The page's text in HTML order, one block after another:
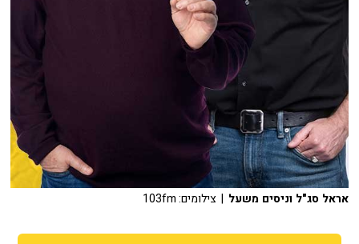
אראל סג"ל וניסים משעל | צילומים: 103fm